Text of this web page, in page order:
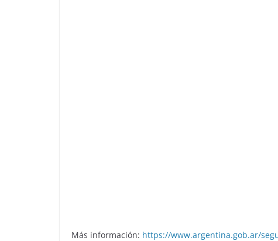
Más información: https://www.argentina.gob.ar/